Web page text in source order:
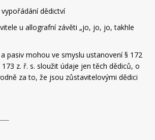
dědictví
u allografní závěti „jo, jo, jo, takhle
pasiv mohou ve smyslu ustanovení § 172
173 z. ř. s. sloužit údaje jen těch dědiců, o
za to, že jsou zůstavitelovými dědici